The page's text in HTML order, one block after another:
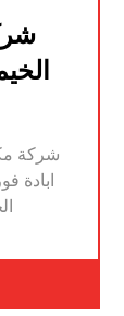
الخيمة
ابادة